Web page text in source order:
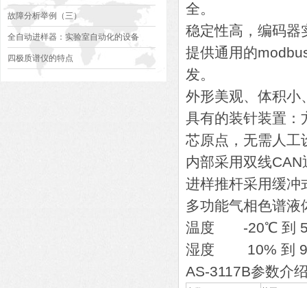
故障分析举例（三）
全自动进样器：实验室自动化的设备
四极质谱仪的特点
全。
稳定性高，编码器
提供通用的
发。
外形美观、体积小
具有的装针装置：
芯原点，无需人工
内部采用双线
进样推杆采用缓冲
多功能气相色谱
温度 -20℃ 到
湿度 10% 到
AS-3117B参数介